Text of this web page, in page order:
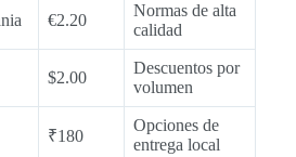
€2.20
Normas de alta
calidad
$2.00
Descuentos por
volumen
₹180
Opciones de
entrega local